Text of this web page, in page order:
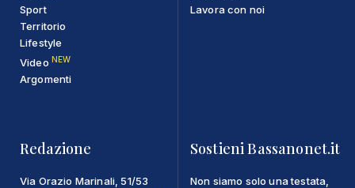
Sport
Territorio
Lifestyle
Video NEW
Argomenti
Lavora con noi
Redazione
Via Orazio Marinali, 51/53
Sostieni Bassanonet.it
Non siamo solo una testata,